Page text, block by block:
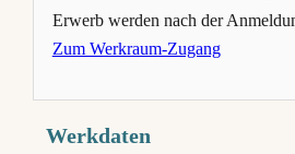
Erwerb werden nach der
Zum Werkraum-Zugang
Werkdaten